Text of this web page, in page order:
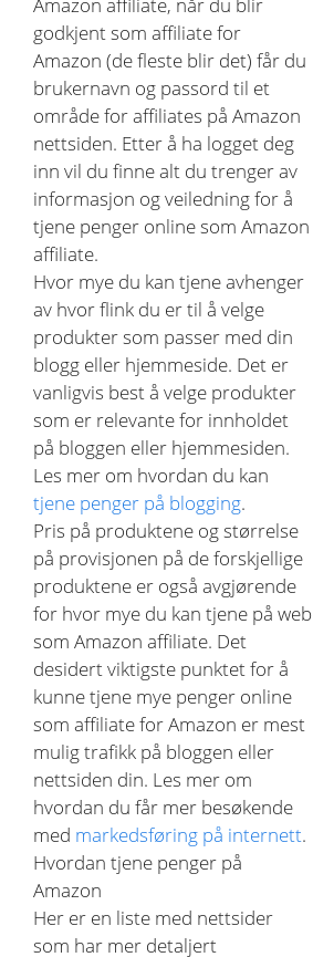
godkjent som affiliate for
Amazon (de fleste blir det) får du
brukernavn og passord til et
område for affiliates på Amazon
nettsiden. Etter å ha logget deg
inn vil du finne alt du trenger av
informasjon og veiledning for å
tjene penger online som Amazon
affiliate.
Hvor mye du kan tjene avhenger
av hvor flink du er til å velge
produkter som passer med din
blogg eller hjemmeside. Det er
vanligvis best å velge produkter
som er relevante for innholdet
på bloggen eller hjemmesiden.
Les mer om hvordan du kan
tjene penger på blogging.
Pris på produktene og størrelse
på provisjonen på de forskjellige
produktene er også avgjørende
for hvor mye du kan tjene på web
som Amazon affiliate. Det
desidert viktigste punktet for å
kunne tjene mye penger online
som affiliate for Amazon er mest
mulig trafikk på bloggen eller
nettsiden din. Les mer om
hvordan du får mer besøkende
med markedsføring på internett.
Hvordan tjene penger på
Amazon
Her er en liste med nettsider
som har mer detaljert